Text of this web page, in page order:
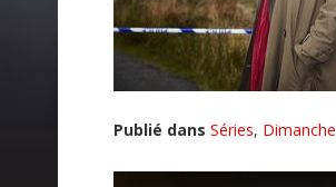
Publié dans Séries, Dimanche